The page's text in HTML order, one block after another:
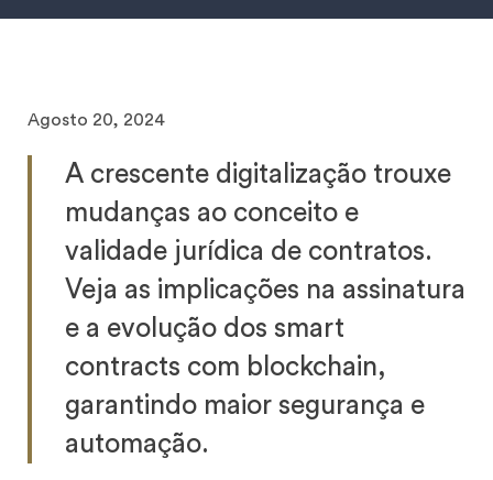
Agosto 20, 2024
A crescente digitalização trouxe
mudanças ao conceito e
validade jurídica de contratos.
Veja as implicações na assinatura
e a evolução dos smart
contracts com blockchain,
garantindo maior segurança e
automação.